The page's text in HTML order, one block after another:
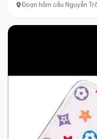
Đoạn hầm cầu Nguyễn